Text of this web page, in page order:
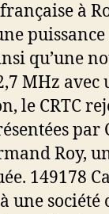
à
qu’une
MHz avec
le CRTC
Roy,
149178
société